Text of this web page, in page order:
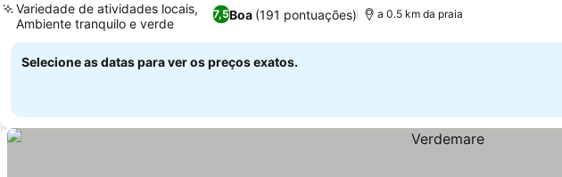
7,5Boa (191 pontuações)
Variedade de atividades locais,
Ambiente tranquilo e verde
a 0.5 km da praia
Selecione as datas para ver os preços exatos.